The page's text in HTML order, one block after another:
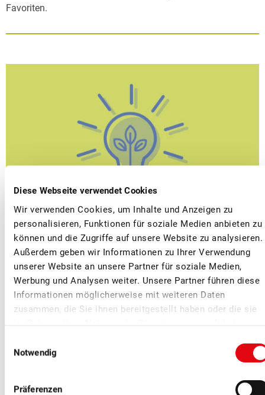
Diese Webseite verwendet Cookies
Wir verwenden Cookies, um Inhalte und Anzeigen zu
personalisieren, Funktionen für soziale Medien anbieten zu
können und die Zugriffe auf unsere Website zu analysieren.
Außerdem geben wir Informationen zu Ihrer Verwendung
unserer Website an unsere Partner für soziale Medien,
Werbung und Analysen weiter. Unsere Partner führen diese
Informationen möglicherweise mit weiteren Daten
zusammen, die Sie ihnen bereitgestellt haben oder die sie
Notwendig
Präferenzen
Favoriten.
18.07.2024 ■ Verband, Vergangene Webinare
Webinar 4: UV-C Licht
Am Mittwoch, 14. August findet das vierte KOB-Webinar mit
dem Thema UV-C Licht statt.